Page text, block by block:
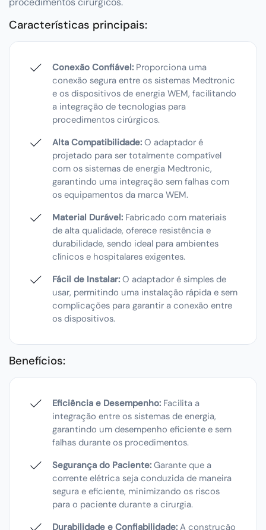
Características principais:
Conexão Confiável: Proporciona uma
conexão segura entre os sistemas Medtronic
e os dispositivos de energia WEM, facilitando
a integração de tecnologias para
procedimentos cirúrgicos.
Alta Compatibilidade: O adaptador é
projetado para ser totalmente compatível
com os sistemas de energia Medtronic,
garantindo uma integração sem falhas com
os equipamentos da marca WEM.
Material Durável: Fabricado com materiais
de alta qualidade, oferece resistência e
durabilidade, sendo ideal para ambientes
clínicos e hospitalares exigentes.
Fácil de Instalar: O adaptador é simples de
usar, permitindo uma instalação rápida e sem
complicações para garantir a conexão entre
os dispositivos.
Benefícios:
Eficiência e Desempenho: Facilita a
integração entre os sistemas de energia,
garantindo um desempenho eficiente e sem
falhas durante os procedimentos.
Segurança do Paciente: Garante que a
corrente elétrica seja conduzida de maneira
segura e eficiente, minimizando os riscos
para o paciente durante a cirurgia.
Durabilidade e Confiabilidade: A construção